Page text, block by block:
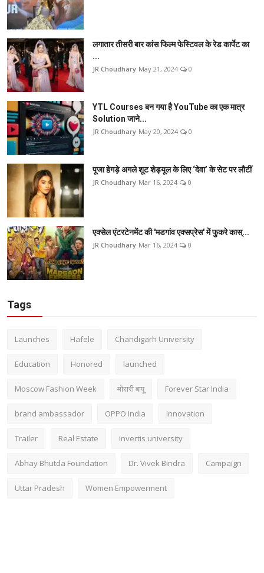
लगातार तीसरी बार कांस फिल्म फेस्टिवल के रेड कार्पेट का
...
JR Choudhary May 21, 2024 0
YTL Courses बन गया है YouTube का एक मात्र
Solution जाने...
JR Choudhary May 20, 2024 0
पूजा हेगड़े अगले शूट शेड्यूल के लिए ‘देवा’ के सेट पर लौटीं
JR Choudhary Mar 16, 2024 0
एक्सेल एंटरटेनमेंट की 'मडगांव एक्सप्रेस' में फुकरे कास्...
JR Choudhary Mar 16, 2024 0
Tags
Launches Hafele Chandigarh University
Education Honored launched
Moscow Fashion Week मोरारी बापू Forever Star India
brand ambassador OPPO India Innovation
Trailer Real Estate invertis university
Abhay Bhutda Foundation Dr. Vivek Bindra Campaign
Uttar Pradesh Women Empowerment